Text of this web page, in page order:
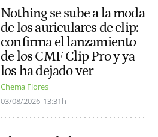
Nothing se sube a la moda
de los auriculares de clip:
confirma el lanzamiento
de los CMF Clip Pro y ya
los ha dejado ver
Chema Flores
03/08/2026 13:31h